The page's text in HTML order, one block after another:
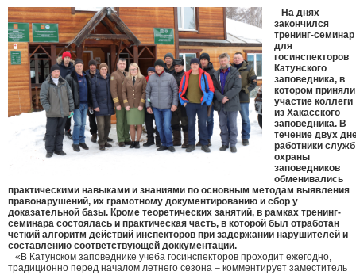
На днях
закончился
тренинг-семинар
для
госинспекторов
Катунского
заповедника, в
котором приняли
участие коллеги
из Хакасского
заповедника. В
течение двух
работники служб
охраны
заповедников
обменивались
практическими навыками и знаниями по основным методам выявления
правонарушений, их грамотному документированию и сбор у
доказательной базы. Кроме теоретических занятий, в рамках тренинг-
семинара состоялась и практическая часть, в которой был отработан
четкий алгоритм действий инспекторов при задержании нарушителей и
составлению соответствующей доккументации.
«В Катунском заповеднике учеба госинспекторов проходит ежегодно,
традиционно перед началом летнего сезона – комментирует заместитель